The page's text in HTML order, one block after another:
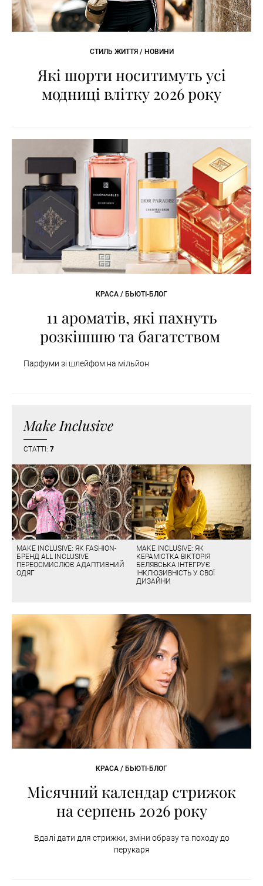
СТИЛЬ ЖИТТЯ / НОВИНИ
Які шорти носитимуть усі
модниці влітку 2026 року
КРАСА / БЬЮТІ-БЛОГ
11 ароматів, які пахнуть
розкішшю та багатством
Парфуми зі шлейфом на мільйон
Make Inclusive
СТАТТІ: 7
MAKE INCLUSIVE: ЯК FASHION-
БРЕНД ALL INCLUSIVE
ПЕРЕОСМИСЛЮЄ АДАПТИВНИЙ
ОДЯГ
MAKE INCLUSIVE: ЯК
КЕРАМІСТКА ВІКТОРІЯ
БЕЛЯВСЬКА ІНТЕГРУЄ
ІНКЛЮЗИВНІСТЬ У СВОЇ
ДИЗАЙНИ
КРАСА / БЬЮТІ-БЛОГ
Місячний календар стрижок
на серпень 2026 року
Вдалі дати для стрижки, зміни образу та походу до
перукаря